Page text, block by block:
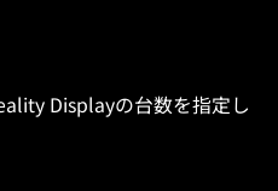
Displayの台数を指定し